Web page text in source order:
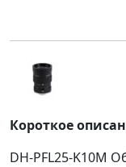
Короткое
DH-PFL25-K10M